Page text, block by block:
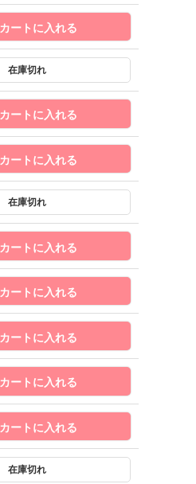
カートに入れる
カートに入れる
カートに入れる
カートに入れる
カートに入れる
カートに入れる
カートに入れる
カートに入れる